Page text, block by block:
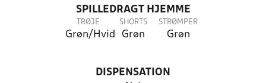
SPILLEDRAGT HJEMME
TRØJE
Grøn/Hvid
SHORTS
Grøn
STRØMPER
Grøn
DISPENSATION